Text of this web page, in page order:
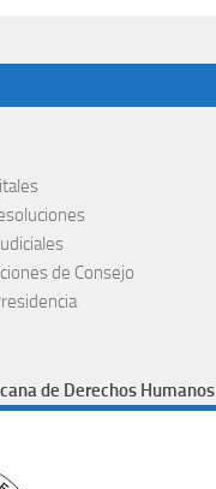
de Consejo
de Derechos Humanos